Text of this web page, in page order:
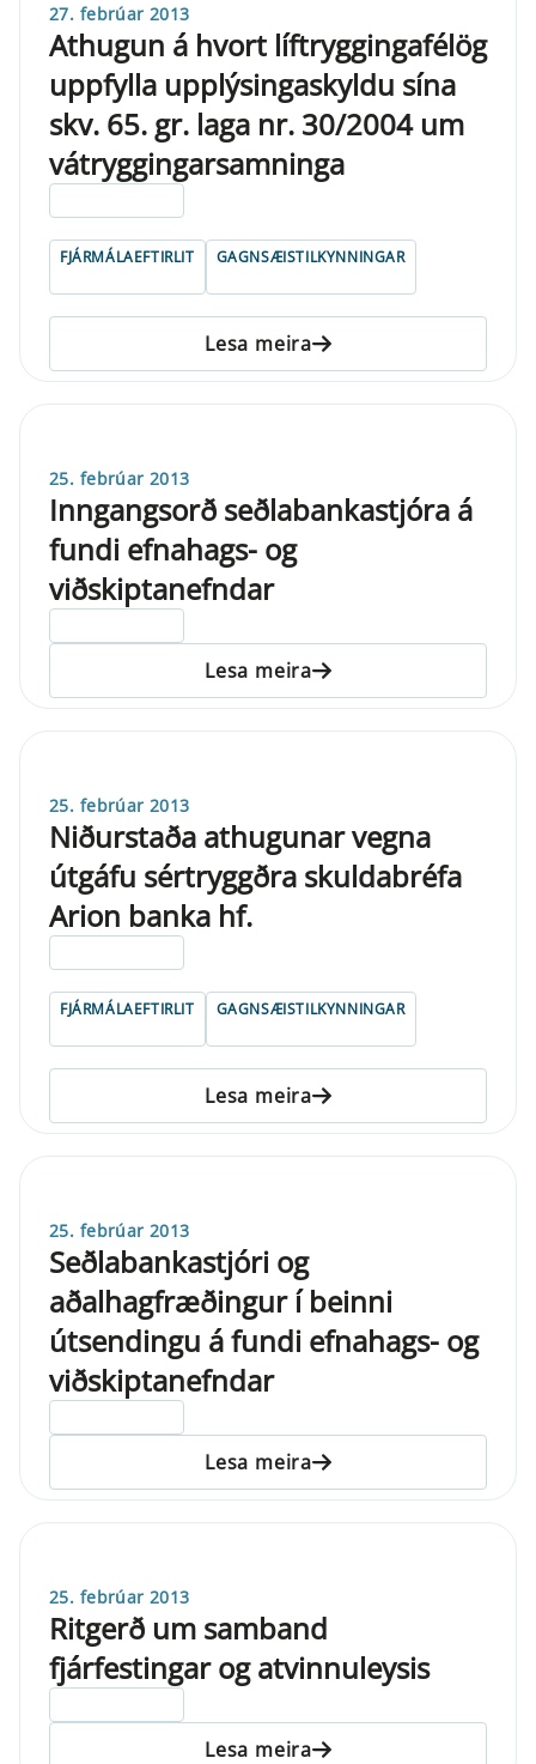
27. febrúar 2013
Athugun á hvort líftryggingafélög
uppfylla upplýsingaskyldu sína
skv. 65. gr. laga nr. 30/2004 um
vátryggingarsamninga
FJÁRMÁLAEFTIRLIT GAGNSÆISTILKYNNINGAR
Lesa meira
25. febrúar 2013
Inngangsorð seðlabankastjóra á
fundi efnahags- og
viðskiptanefndar
Lesa meira
25. febrúar 2013
Niðurstaða athugunar vegna
útgáfu sértryggðra skuldabréfa
Arion banka hf.
FJÁRMÁLAEFTIRLIT GAGNSÆISTILKYNNINGAR
Lesa meira
25. febrúar 2013
Seðlabankastjóri og
aðalhagfræðingur í beinni
útsendingu á fundi efnahags- og
viðskiptanefndar
Lesa meira
25. febrúar 2013
Ritgerð um samband
fjárfestingar og atvinnuleysis
Lesa meira